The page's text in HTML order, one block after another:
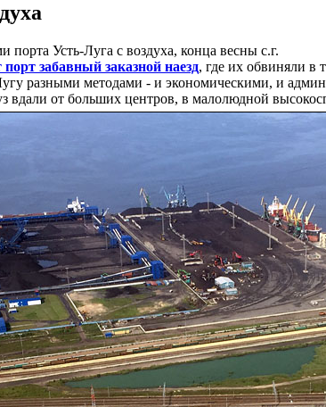
Усть-Луга с воздуха, конца весны с.г.
забавный заказной наезд, где их обвиняли в
разными методами - и экономическими, и
вдали от больших центров, в малолюдной